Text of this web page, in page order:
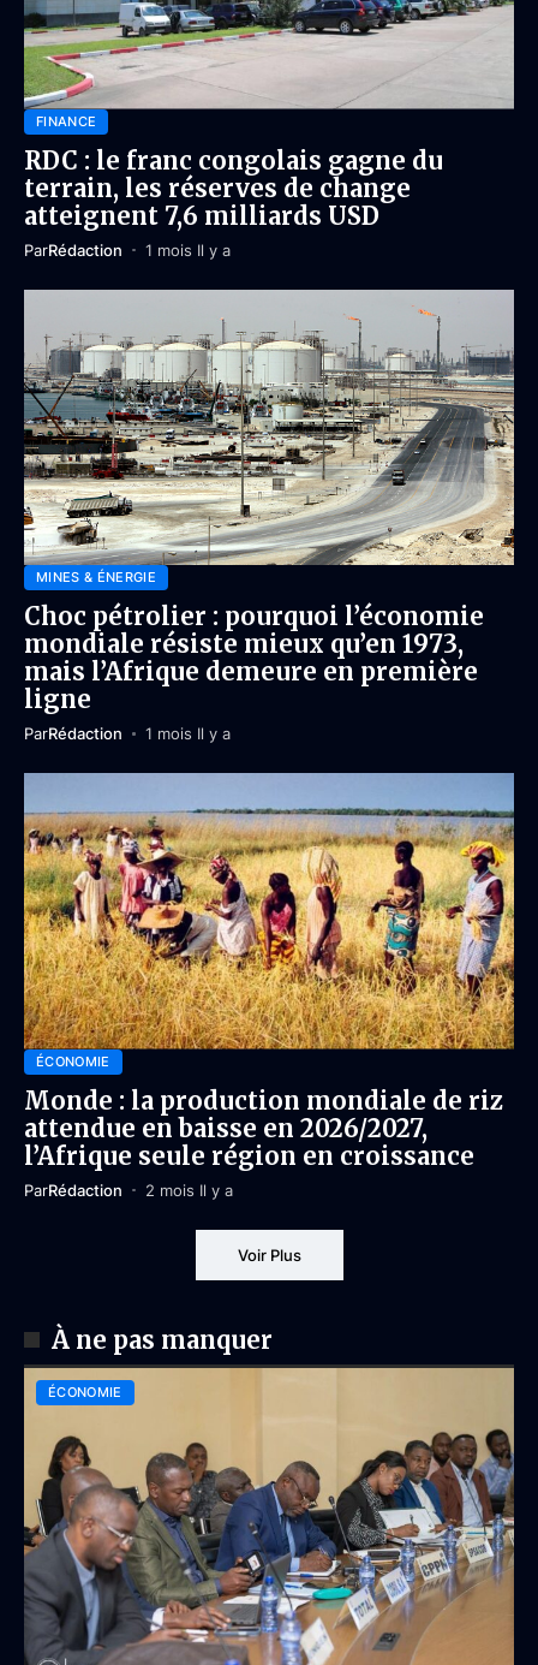
FINANCE
RDC : le franc congolais gagne du
terrain, les réserves de change
atteignent 7,6 milliards USD
ParRédaction 1 mois Il y a
MINES & ÉNERGIE
Choc pétrolier : pourquoi l’économie
mondiale résiste mieux qu’en 1973,
mais l’Afrique demeure en première
ligne
ParRédaction 1 mois Il y a
ÉCONOMIE
Monde : la production mondiale de riz
attendue en baisse en 2026/2027,
l’Afrique seule région en croissance
ParRédaction 2 mois Il y a
Voir Plus
À ne pas manquer
ÉCONOMIE